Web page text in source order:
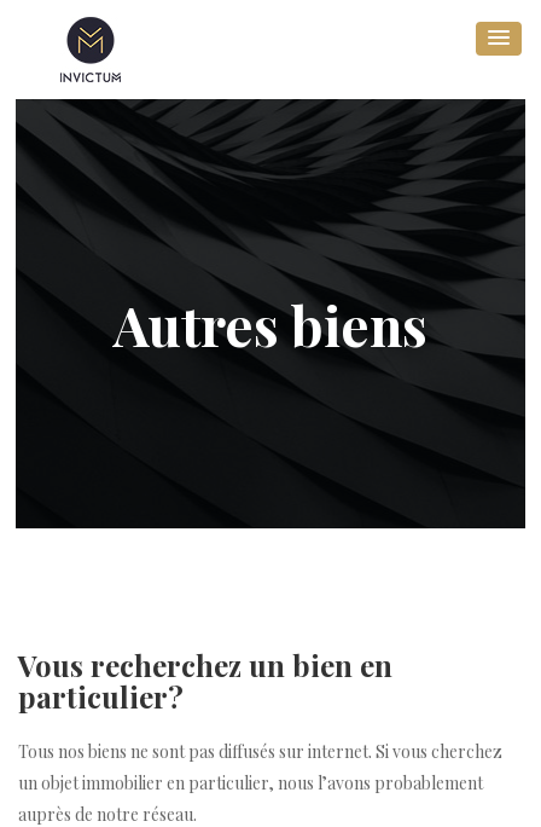
Autres biens
Vous recherchez un bien en
particulier?
Tous nos biens ne sont pas diffusés sur internet. Si vous cherchez
un objet immobilier en particulier, nous l’avons probablement
auprès de notre réseau.